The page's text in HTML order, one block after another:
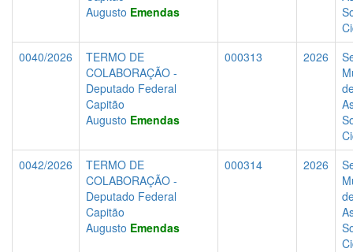
Augusto Emendas
0040/2026
TERMO DE
COLABORAÇÃO -
Deputado Federal
Capitão
Augusto Emendas
000313 2026
0042/2026
TERMO DE
COLABORAÇÃO -
Deputado Federal
Capitão
Augusto Emendas
000314 2026